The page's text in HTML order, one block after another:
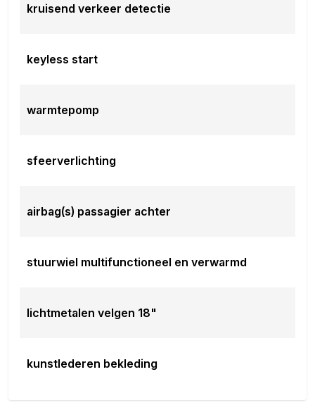
kruisend verkeer detectie
keyless start
warmtepomp
sfeerverlichting
airbag(s) passagier achter
stuurwiel multifunctioneel en verwarmd
lichtmetalen velgen 18"
kunstlederen bekleding